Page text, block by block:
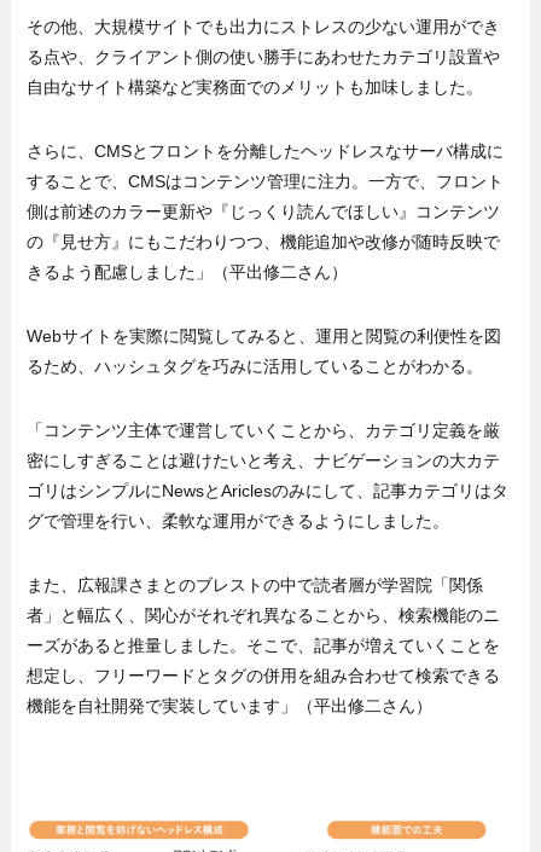
その他、大規模サイトでも出力にストレスの少ない運用ができ
る点や、クライアント側の使い勝手にあわせたカテゴリ設置や
自由なサイト構築など実務面でのメリットも加味しました。
さらに、CMSとフロントを分離したヘッドレスなサーバ構成に
することで、CMSはコンテンツ管理に注力。一方で、フロント
側は前述のカラー更新や『じっくり読んでほしい』コンテンツ
の『見せ方』にもこだわりつつ、機能追加や改修が随時反映で
きるよう配慮しました」（平出修二さん）
Webサイトを実際に閲覧してみると、運用と閲覧の利便性を図
るため、ハッシュタグを巧みに活用していることがわかる。
「コンテンツ主体で運営していくことから、カテゴリ定義を厳
密にしすぎることは避けたいと考え、ナビゲーションの大カテ
ゴリはシンプルにNewsとAriclesのみにして、記事カテゴリはタ
グで管理を行い、柔軟な運用ができるようにしました。
また、広報課さまとのブレストの中で読者層が学習院「関係
者」と幅広く、関心がそれぞれ異なることから、検索機能のニ
ーズがあると推量しました。そこで、記事が増えていくことを
想定し、フリーワードとタグの併用を組み合わせて検索できる
機能を自社開発で実装しています」（平出修二さん）